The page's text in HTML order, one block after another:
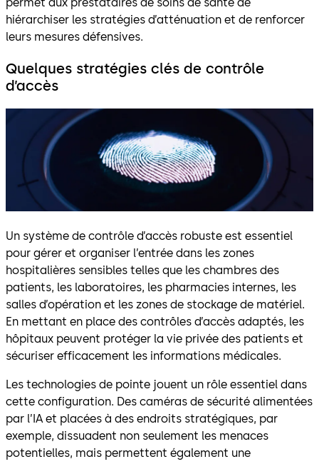
hiérarchiser les stratégies d’atténuation et de renforcer
leurs mesures défensives.
Quelques stratégies clés de contrôle
d’accès
Un système de contrôle d’accès robuste est essentiel
pour gérer et organiser l’entrée dans les zones
hospitalières sensibles telles que les chambres des
patients, les laboratoires, les pharmacies internes, les
salles d’opération et les zones de stockage de matériel.
En mettant en place des contrôles d’accès adaptés, les
hôpitaux peuvent protéger la vie privée des patients et
sécuriser efficacement les informations médicales.
Les technologies de pointe jouent un rôle essentiel dans
cette configuration. Des caméras de sécurité alimentées
par l’IA et placées à des endroits stratégiques, par
exemple, dissuadent non seulement les menaces
potentielles, mais permettent également une